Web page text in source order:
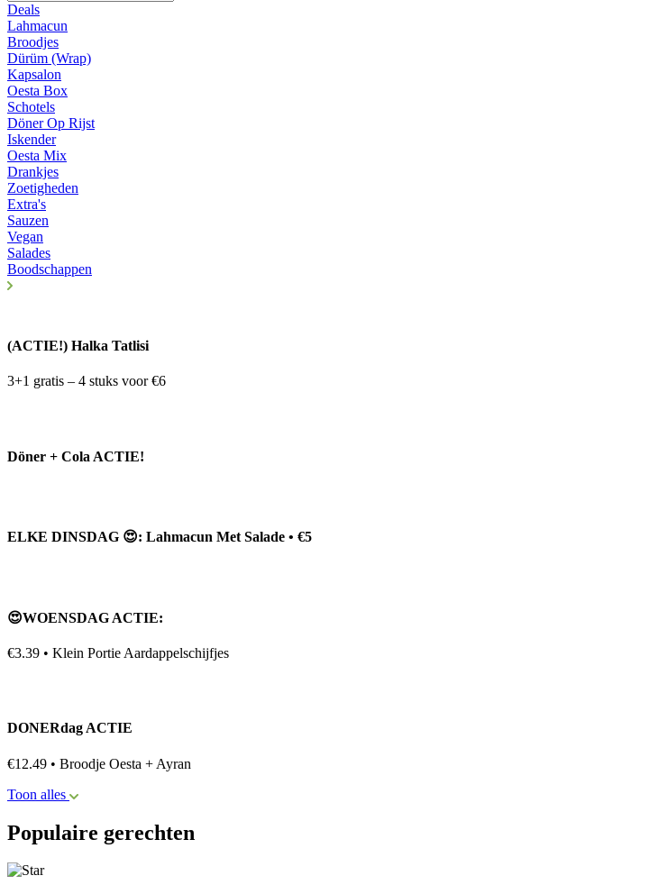
Deals
Lahmacun
Broodjes
Dürüm (Wrap)
Kapsalon
Oesta Box
Schotels
Döner Op Rijst
Iskender
Oesta Mix
Drankjes
Zoetigheden
Extra's
Sauzen
Vegan
Salades
Boodschappen
(ACTIE!) Halka Tatlisi
3+1 gratis – 4 stuks voor €6
Döner + Cola ACTIE!
ELKE DINSDAG 😍: Lahmacun Met Salade • €5
😍WOENSDAG ACTIE:
€3.39 • Klein Portie Aardappelschijfjes
DONERdag ACTIE
€12.49 • Broodje Oesta + Ayran
Toon alles
Populaire gerechten